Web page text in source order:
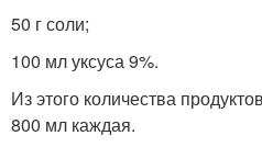
50 г соли;
100 мл уксуса 9%.
Из этого количества
800 мл каждая.